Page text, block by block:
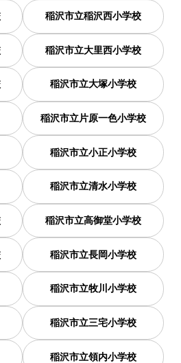
稲沢市立稲沢西小学校
稲沢市立大里西小学校
稲沢市立大塚小学校
稲沢市立片原一色小学校
稲沢市立小正小学校
稲沢市立清水小学校
稲沢市立高御堂小学校
稲沢市立長岡小学校
稲沢市立牧川小学校
稲沢市立三宅小学校
稲沢市立領内小学校